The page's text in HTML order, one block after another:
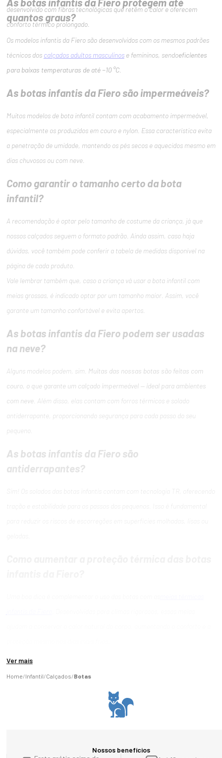
desenvolvido com fibras tecnológicas que retêm o calor e oferecem
conforto térmico prolongado.
quantos graus?
Os modelos infantis da Fiero são desenvolvidos com os mesmos padrões
técnicos dos calçados adultos masculinose femininos, sendoeficientes
para baixas temperaturas de até −10 °C.
As botas infantis da Fiero são impermeáveis?
Muitos modelos de bota infantil contam com acabamento impermeável,
especialmente os produzidos em couro e nylon. Essa característica evita
a penetração de umidade, mantendo os pés secos e aquecidos mesmo em
dias chuvosos ou com neve.
Como garantir o tamanho certo da bota
infantil?
A recomendação é optar pelo tamanho de costume da criança, já que
nossos calçados seguem o formato padrão. Ainda assim, caso haja
dúvidas, você também pode conferir a tabela de medidas disponível na
página de cada produto.
Vale lembrar também que, caso a criança vá usar a bota infantil com
meias grossas, é indicado optar por um tamanho maior. Assim, você
garante um tamanho confortável e evita apertos.
As botas infantis da Fiero podem ser usadas
na neve?
Alguns modelos podem, sim. Muitas das nossas botas são feitas com
couro, o que garante um calçado impermeável — ideal para ambientes
com neve . Além disso, elas contam com forros térmicos e solado
antiderrapante, proporcionando segurança para cada passo do seu
pequeno.
As botas infantis da Fiero são
antiderrapantes?
Ver mais
Infantil Calçados Botas
Nossos benefícios